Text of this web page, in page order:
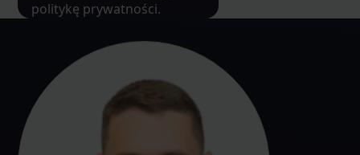
politykę prywatności.